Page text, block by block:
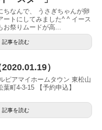
ちなんで、 うさぎちゃんが卵
ートにしてみました^ ^ イース
お祭りムードが高...
記事を読む
）
ピアマイホームタウン 東松山
町4-3-15 【予約申込】
記事を読む